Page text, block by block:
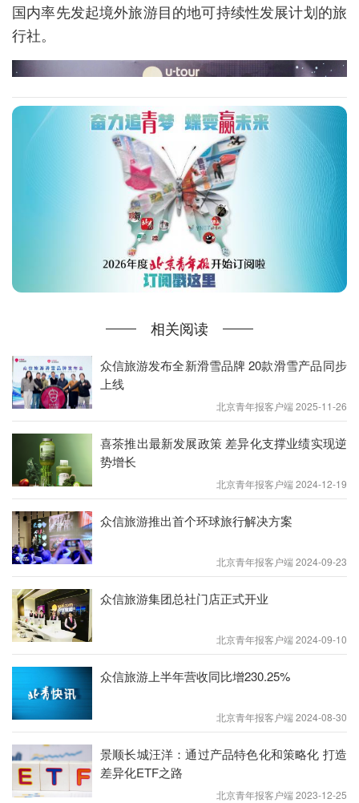
国内率先发起境外旅游目的地可持续性发展计划的旅
行社。
将能更好地保障游客的权益。”众信旅游集团零售公
司产品总监王振玥介绍，通过独立成团、一价全含、
成团保障，以及明示用餐、用车、酒店等细则服务及
甄选优秀金牌领队等一系列软、硬件品质升级从而带
动整体产品的优化升级。在增值服务上，众信制造2.
0产品还提供免费接送机服务、免费取消险等更多人
性化、灵活化的服务。除此以外，众信制造更着力于
为游客提供未来3-5年旅行规划服务，真正为旅行探
索提供更多期待与可能。
复苏后的零售旅游市场，消费者无论从购买形式、偏
好的旅行方式、参团的品质要求都发生了巨大的变
化。众信旅游基于近年来的市场调研及行业数据分
析，以及对众信旅游高粘性会员及零售门店一线旅游
顾问的深度访谈，发现旅游行业的前行发展不再拘泥
于形式、业态，而是更高效、优质地服务于客户根
本。“众信制造2.0”主题产品系列由此应运而生。
未来，众信旅游将以“众信制造2.0”持续深化众信旅游
品牌概念，以定制化、灵活化、品质化为核心，使众
信旅游品牌更具国际影响化开放视野。
相关阅读
众信旅游发布全新滑雪品牌 20款滑雪产品同步
上线
北京青年报客户端 2025-11-26
喜茶推出最新发展政策 差异化支撑业绩实现逆
势增长
北京青年报客户端 2024-12-19
众信旅游推出首个环球旅行解决方案
北京青年报客户端 2024-09-23
众信旅游集团总社门店正式开业
北京青年报客户端 2024-09-10
众信旅游上半年营收同比增230.25%
北京青年报客户端 2024-08-30
景顺长城汪洋：通过产品特色化和策略化 打造
差异化ETF之路
北京青年报客户端 2023-12-25